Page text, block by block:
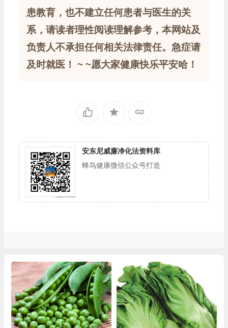
患教育，也不建立任何患者与医生的关
系，请读者理性阅读理解参考，本网站及
负责人不承担任何相关法律责任。急症请
及时就医！ ~ ~愿大家健康快乐平安哈！
安东尼威廉净化法资料库
蜂鸟健康微信公众号打造